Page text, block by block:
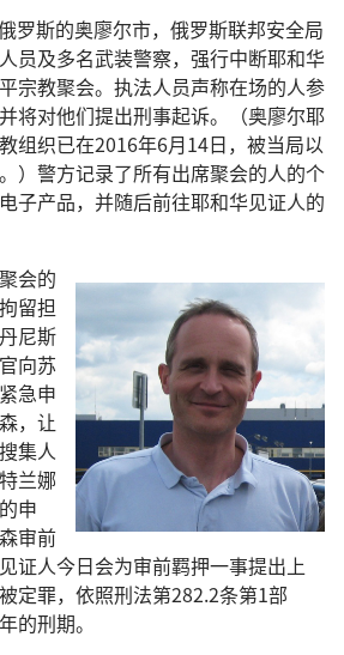
罗斯的奥廖尔市，俄罗斯联邦安全局
员及多名武装警察，强行中断耶和华
宗教聚会。执法人员声称在场的人参
将对他们提出刑事起诉。（奥廖尔耶
组织已在2016年6月14日，被当局以
）警方记录了所有出席聚会的人的个
子产品，并随后前往耶和华见证人的
会的
留担
尼斯
向苏
急申
，让
集人
兰娜
申
审前
证人今日会为审前羁押一事提出上
定罪，依照刑法第282.2条第1部
的刑期。